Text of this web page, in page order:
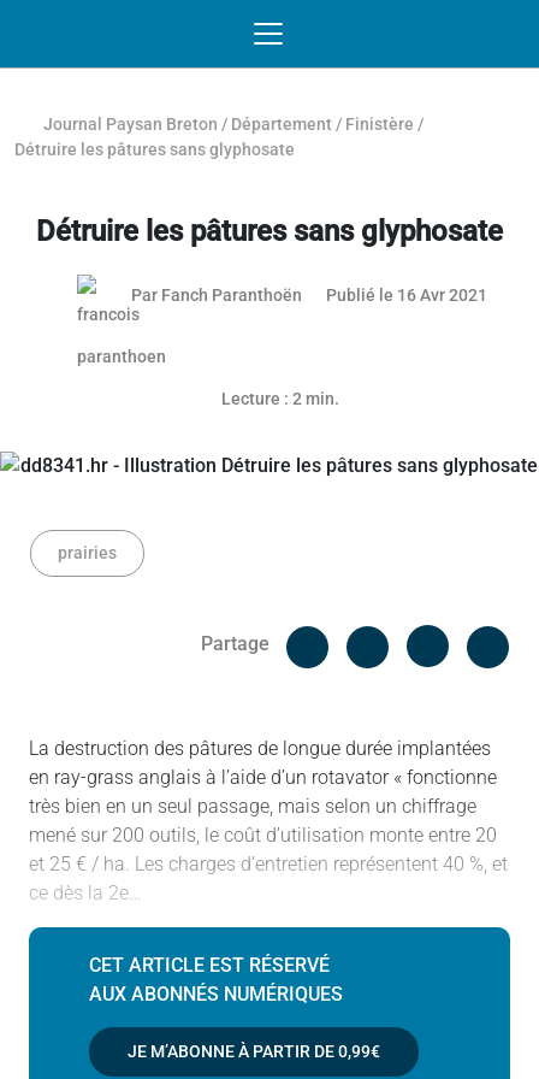
Journal Paysan Breton / Département / Finistère /
Détruire les pâtures sans glyphosate
Détruire les pâtures sans glyphosate
Article réservé aux abonnés
Par Fanch Paranthoën Publié le 16 Avr 2021
Lecture : 2 min.
prairies
Partage
Facebook
La destruction des pâtures de longue durée implantées
en ray-grass anglais à l’aide d’un rotavator « fonctionne
très bien en un seul passage, mais selon un chiffrage
mené sur 200 outils, le coût d’utilisation monte entre 20
et 25 € / ha. Les charges d’entretien représentent 40 %, et
ce dès la 2e…
CET ARTICLE EST RÉSERVÉ
AUX ABONNÉS NUMÉRIQUES
JE M’ABONNE À PARTIR DE0,99€